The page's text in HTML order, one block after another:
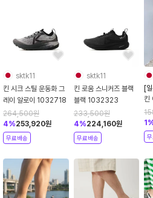
sktk11
킨 시크 스틸 운동화 그
레이 알로이 1032718
264,500원
4%253,920원
무료배송
sktk11
킨 로움 스니커즈 블랙
블랙 1032323
233,500원
4%224,160원
무료배송
[
킨
샌
슈
1